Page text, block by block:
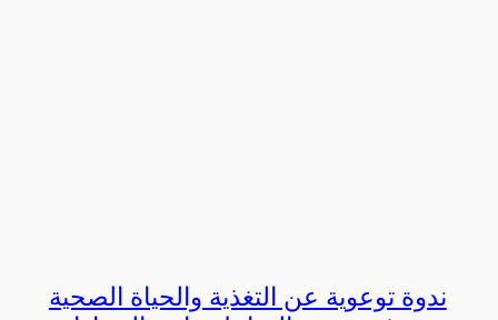
ندوة توعوية عن التغذية والحياة الصحية